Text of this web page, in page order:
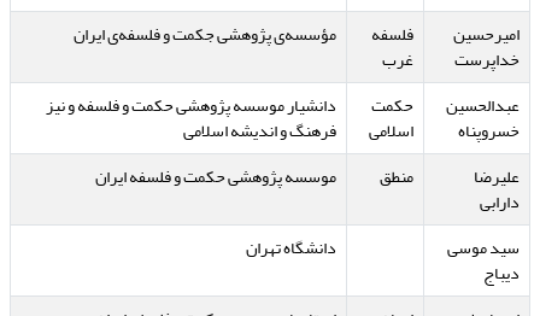
امیرحسین
خداپرست
فلسفه
غرب
مؤسسه‌ی پژوهشی جکمت و فلسفه‌ی ایران
عبدالحسین
خسروپناه
حکمت
اسلامی
دانشیار موسسه پژوهشی حکمت و فلسفه و نیز
فرهنگ و اندیشه اسلامی
علیرضا
دارابی
منطق موسسه پژوهشی حکمت و فلسفه ایران
سید موسی
دیباج
دانشگاه تهران